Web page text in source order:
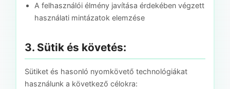
A felhasználói élmény javítása érdekében végzett
használati mintázatok elemzése
3. Sütik és követés:
Sütiket és hasonló nyomkövető technológiákat
használunk a következő célokra: